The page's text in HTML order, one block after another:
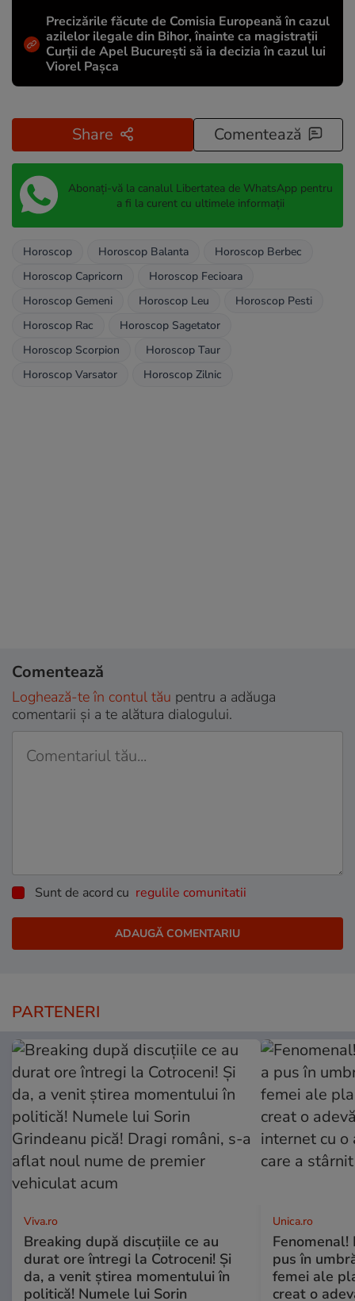
Precizările făcute de Comisia Europeană în cazul
azilelor ilegale din Bihor, înainte ca magistrații
Curții de Apel București să ia decizia în cazul lui
Viorel Pașca
Share Comentează
Abonați-vă la canalul Libertatea de WhatsApp pentru
a fi la curent cu ultimele informații
Horoscop Horoscop Balanta
Horoscop Berbec
Horoscop Capricorn
Horoscop Fecioara
Horoscop Gemeni
Horoscop Leu
Horoscop Pesti
Horoscop Rac
Horoscop Sagetator
Horoscop Scorpion
Horoscop Taur
Horoscop Varsator
Horoscop Zilnic
Comentează
Loghează-te în contul tău pentru a adăuga
comentarii și a te alătura dialogului.
Sunt de acord cu regulile comunitatii
PARTENERI
Viva.ro
Breaking după discuțiile ce au
durat ore întregi la Cotroceni! Și
da, a venit știrea momentului în
politică! Numele lui Sorin
Unica.ro
pus în
femei ale
creat o